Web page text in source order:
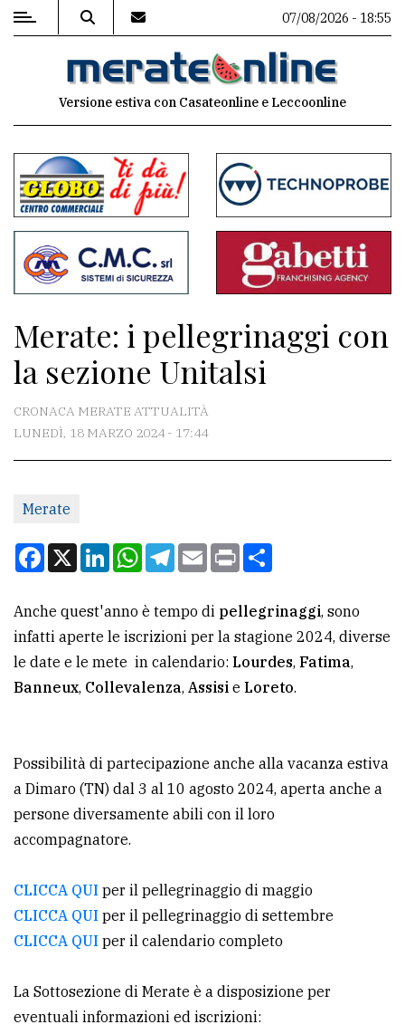
MENU
commenti
Contenuti
del
sito
Associazioni
Meteo
redazione
Scrivici
la
tua
pubblicità
Cerca
per
comune
Ricerca
LE
ALTRE
07/08/2026 - 18:55
Versione estiva con Casateonline e Leccoonline
Merate: i pellegrinaggi con
la sezione Unitalsi
CRONACA MERATE ATTUALITÀ
LUNEDÌ, 18 MARZO 2024 - 17:44
Merate
Facebook
X LinkedInWhatsApp
Telegram
EmailPrint
Anche quest'anno è tempo di pellegrinaggi, sono
infatti aperte le iscrizioni per la stagione 2024, diverse
le date e le mete in calendario: Lourdes, Fatima,
Banneux, Collevalenza, Assisi e Loreto.
Possibilità di partecipazione anche alla vacanza estiva
a Dimaro (TN) dal 3 al 10 agosto 2024, aperta anche a
persone diversamente abili con il loro
accompagnatore.
CLICCA QUI per il pellegrinaggio di maggio
CLICCA QUI per il pellegrinaggio di settembre
CLICCA QUI per il calendario completo
La Sottosezione di Merate è a disposizione per
eventuali informazioni ed iscrizioni: